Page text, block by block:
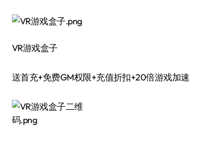
VR游戏盒子
送首充+免费GM权限+充值折扣+20倍游戏加速